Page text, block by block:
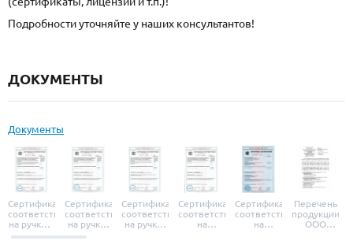
Подробности уточняйте у наших консультантов!
ДОКУМЕНТЫ
Документы
Сертификат
соответствия
на ручки и
броненакладки
Сертификат
соответствия
на ручки-
защелки
Сертификат
соответствия
на ручки-
Сертификат
соответствия
на
Сертификат
соответствия
на
Перечень
продукции
ООО